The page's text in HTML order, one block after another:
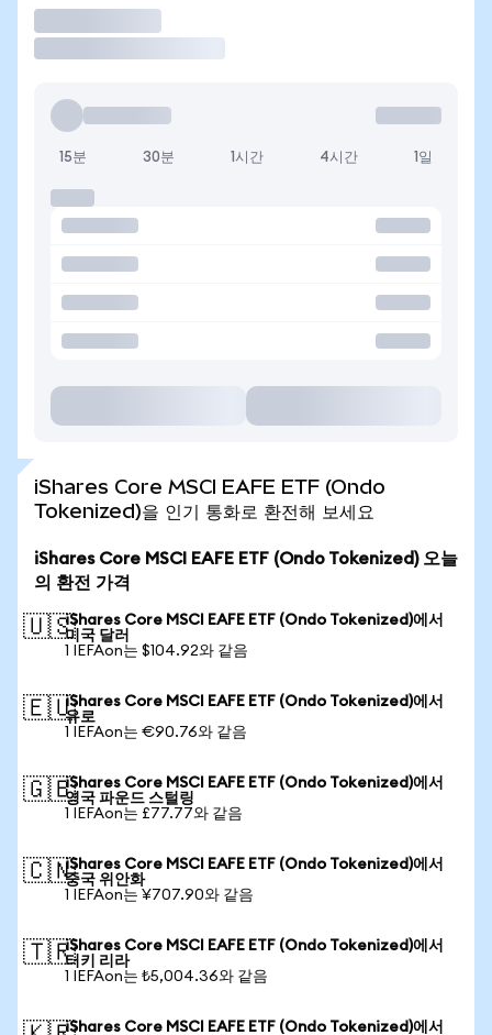
15분 30분 1시간 4시간 1일
iShares Core MSCI EAFE ETF (Ondo
Tokenized)을 인기 통화로 환전해 보세요
iShares Core MSCI EAFE ETF (Ondo Tokenized) 오늘
의 환전 가격
🇺🇸iShares Core MSCI EAFE ETF (Ondo Tokenized)에서
미국 달러
1 IEFAon는 $104.92와 같음
🇪🇺iShares Core MSCI EAFE ETF (Ondo Tokenized)에서
유로
1 IEFAon는 €90.76와 같음
🇬🇧iShares Core MSCI EAFE ETF (Ondo Tokenized)에서
영국 파운드 스털링
1 IEFAon는 £77.77와 같음
🇨🇳iShares Core MSCI EAFE ETF (Ondo Tokenized)에서
중국 위안화
1 IEFAon는 ¥707.90와 같음
🇹🇷iShares Core MSCI EAFE ETF (Ondo Tokenized)에서
터키 리라
1 IEFAon는 ₺5,004.36와 같음
iShares Core MSCI EAFE ETF (Ondo Tokenized)에서